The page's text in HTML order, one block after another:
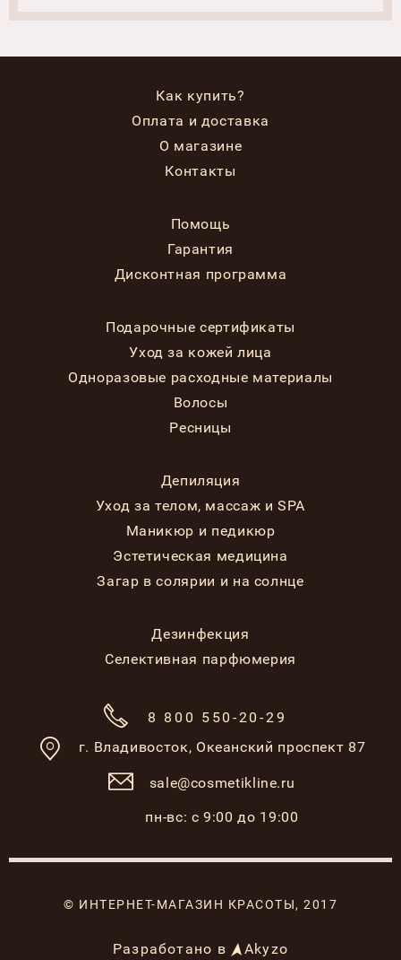
Как купить?
Оплата и доставка
О магазине
Контакты
Помощь
Гарантия
Дисконтная программа
Подарочные сертификаты
Уход за кожей лица
Одноразовые расходные материалы
Волосы
Ресницы
Депиляция
Уход за телом, массаж и SPA
Маникюр и педикюр
Эстетическая медицина
Загар в солярии и на солнце
Дезинфекция
Селективная парфюмерия
8 800 550-20-29
г. Владивосток, Океанский проспект 87
sale@cosmetikline.ru
пн-вс: с 9:00 до 19:00
© ИНТЕРНЕТ-МАГАЗИН КРАСОТЫ, 2017
Разработано в Akyzo